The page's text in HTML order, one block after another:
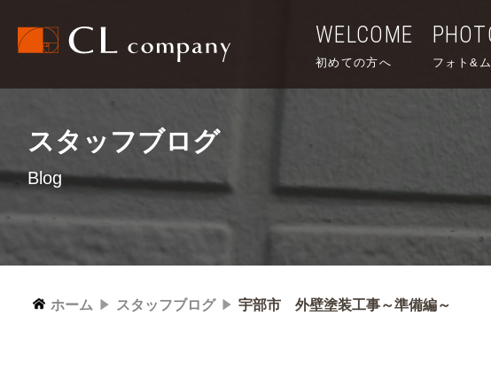
WELCOME
初めての方へ フォト&
スタッフブログ
Blog
ホーム スタッフブログ 宇部市 外壁塗装工事～準備編～